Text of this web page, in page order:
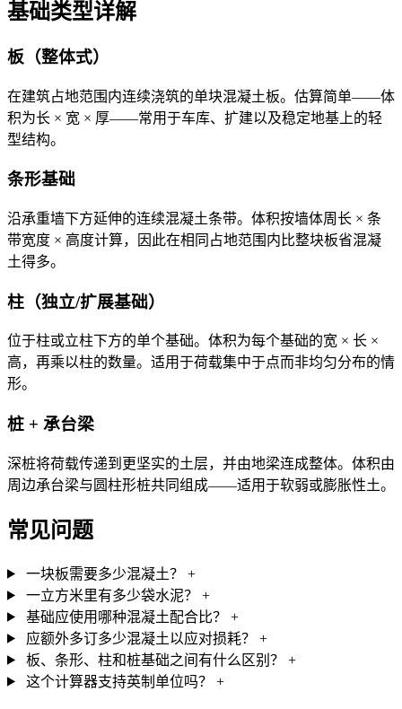
基础类型详解
板（整体式）
在建筑占地范围内连续浇筑的单块混凝土板。估算简单——体
积为长 × 宽 × 厚——常用于车库、扩建以及稳定地基上的轻
型结构。
条形基础
沿承重墙下方延伸的连续混凝土条带。体积按墙体周长 × 条
带宽度 × 高度计算，因此在相同占地范围内比整块板省混凝
土得多。
柱（独立/扩展基础）
位于柱或立柱下方的单个基础。体积为每个基础的宽 × 长 ×
高，再乘以柱的数量。适用于荷载集中于点而非均匀分布的情
形。
桩 + 承台梁
深桩将荷载传递到更坚实的土层，并由地梁连成整体。体积由
周边承台梁与圆柱形桩共同组成——适用于软弱或膨胀性土。
常见问题
一块板需要多少混凝土？
+
一立方米里有多少袋水泥？
+
基础应使用哪种混凝土配合比？
+
应额外多订多少混凝土以应对损耗？
+
板、条形、柱和桩基础之间有什么区别？
+
这个计算器支持英制单位吗？
+